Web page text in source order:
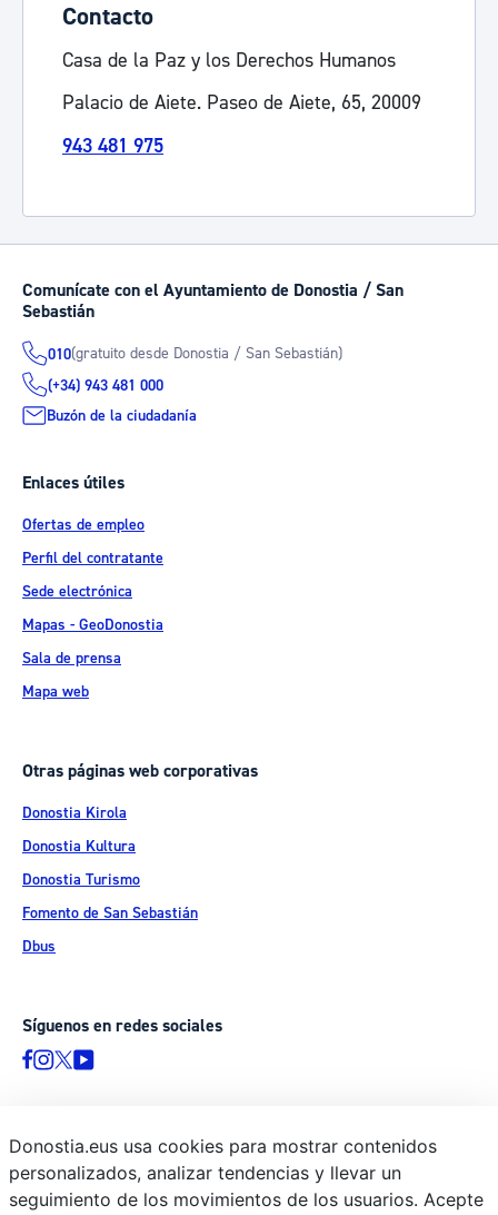
Contacto
Casa de la Paz y los Derechos Humanos
Palacio de Aiete. Paseo de Aiete, 65, 20009
943 481 975
Comunícate con el Ayuntamiento de Donostia / San
Sebastián
010(gratuito desde Donostia / San Sebastián)
(+34) 943 481 000
Buzón de la ciudadanía
Enlaces útiles
Ofertas de empleo
Perfil del contratante
Sede electrónica
Mapas - GeoDonostia
Sala de prensa
Mapa web
Otras páginas web corporativas
Donostia Kirola
Donostia Kultura
Donostia Turismo
Fomento de San Sebastián
Dbus
Síguenos en redes sociales
© Donostiako Udala - Ayuntamiento de Donostia / San Sebastián
Ijentea 1, 20003 Donostia / San Sebastián
Donostia.eus usa cookies para mostrar contenidos
personalizados, analizar tendencias y llevar un
seguimiento de los movimientos de los usuarios. Acepte